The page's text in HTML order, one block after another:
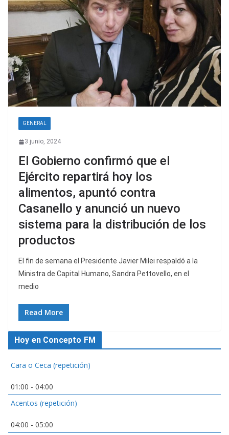
GENERAL
3 junio, 2024
El Gobierno confirmó que el
Ejército repartirá hoy los
alimentos, apuntó contra
Casanello y anunció un nuevo
sistema para la distribución de los
productos
El fin de semana el Presidente Javier Milei respaldó a la
Ministra de Capital Humano, Sandra Pettovello, en el
medio
Read More
Hoy en Concepto FM
Cara o Ceca (repetición)
01:00 - 04:00
Acentos (repetición)
04:00 - 05:00